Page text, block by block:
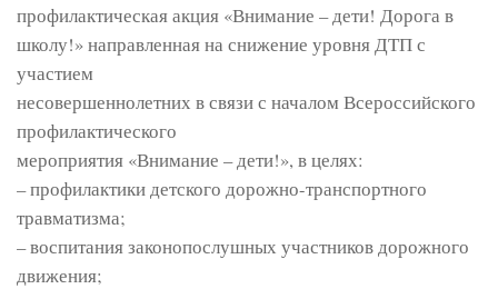
профилактическая акция «Внимание – дети! Дорога в
школу!» направленная на снижение уровня ДТП с
участием
несовершеннолетних в связи с началом Всероссийского
профилактического
мероприятия «Внимание – дети!», в целях:
– профилактики детского дорожно-транспортного
травматизма;
– воспитания законопослушных участников дорожного
движения;